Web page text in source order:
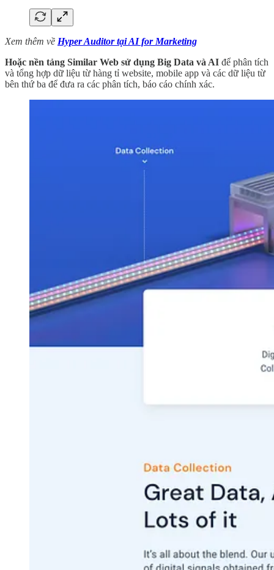
Xem thêm về Hyper Auditor tại AI for Marketing
Hoặc nền tảng Similar Web sử dụng Big Data và AI để phân tích
và tổng hợp dữ liệu từ hàng tỉ website, mobile app và các dữ liệu từ
bên thứ ba để đưa ra các phân tích, báo cáo chính xác.